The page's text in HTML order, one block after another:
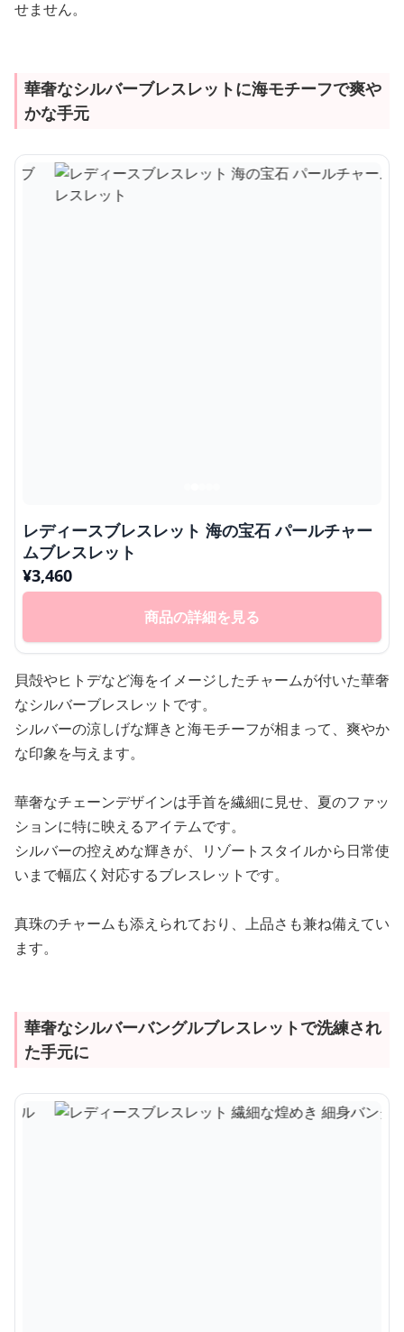
せません。
華奢なシルバーブレスレットに海モチーフで爽や
かな手元
レディースブレスレット 海の宝石 パールチャー
ムブレスレット
¥3,460
商品の詳細を見る
貝殻やヒトデなど海をイメージしたチャームが付いた華奢
なシルバーブレスレットです。
シルバーの涼しげな輝きと海モチーフが相まって、爽やか
な印象を与えます。
華奢なチェーンデザインは手首を繊細に見せ、夏のファッ
ションに特に映えるアイテムです。
シルバーの控えめな輝きが、リゾートスタイルから日常使
いまで幅広く対応するブレスレットです。
真珠のチャームも添えられており、上品さも兼ね備えてい
ます。
華奢なシルバーバングルブレスレットで洗練され
た手元に